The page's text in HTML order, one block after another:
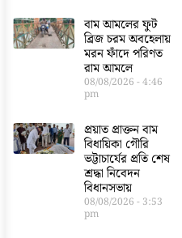
বাম আমলের ফুট
ব্রিজ চরম অবহেলায়
মরন ফাঁদে পরিণত
রাম আমলে
08/08/2026 4:46
pm
প্রয়াত প্রাক্তন বাম
বিধায়িকা গৌরি
ভট্টাচার্যের প্রতি শেষ
শ্রদ্ধা নিবেদন
বিধানসভায়
08/08/2026 3:53
pm